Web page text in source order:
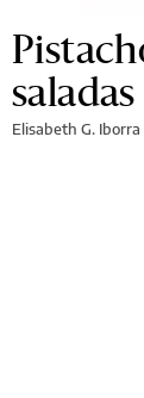
saladas
Elisabeth G. Iborra